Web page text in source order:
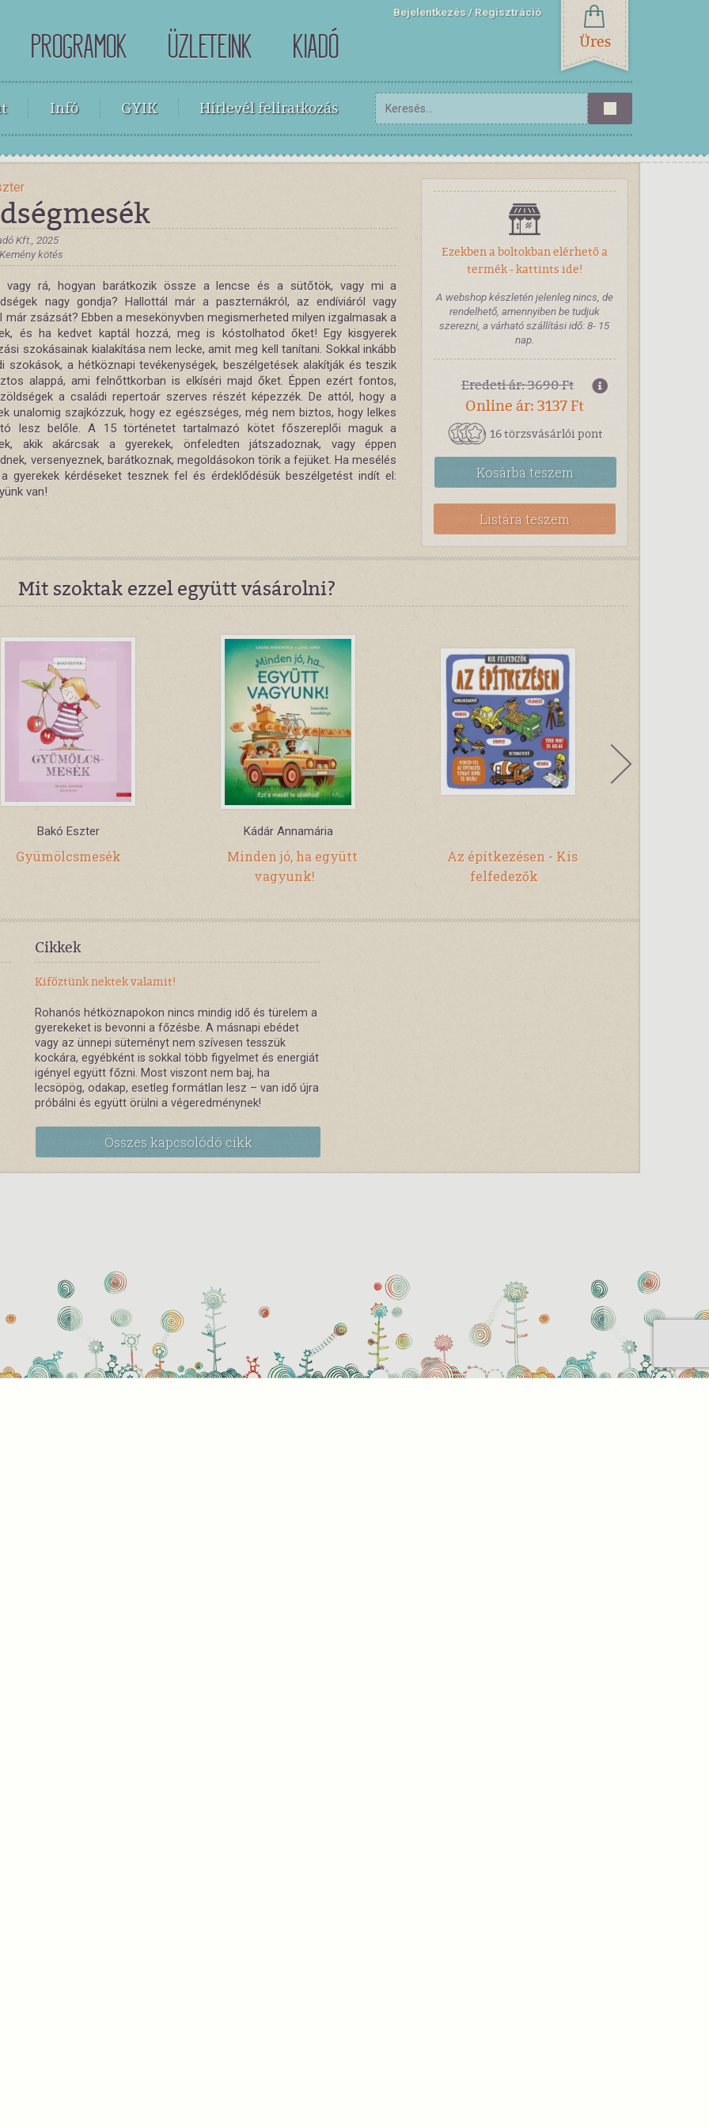
PROGRAMOK ÜZLETEINK KIADÓ
Bejelentkezés Regisztráció
Üres
Infó GYIK Hírlevél feliratkozás
Kft., 2025
kötés
vagy rá, hogyan barátkozik össze a lencse és a sütőtök, vagy mi a
nagy gondja? Hallottál már a paszternákról, az endíviáról vagy
már zsázsát? Ebben a mesekönyvben megismerheted milyen izgalmasak a
és ha kedvet kaptál hozzá, meg is kóstolhatod őket! Egy kisgyerek
szokásainak kialakítása nem lecke, amit meg kell tanítani. Sokkal inkább
szokások, a hétköznapi tevékenységek, beszélgetések alakítják és teszik
alappá, ami felnőttkorban is elkíséri majd őket. Éppen ezért fontos,
a családi repertoár szerves részét képezzék. De attól, hogy a
unalomig szajkózzuk, hogy ez egészséges, még nem biztos, hogy lelkes
lesz belőle. A 15 történetet tartalmazó kötet főszereplői maguk a
akik akárcsak a gyerekek, önfeledten játszadoznak, vagy éppen
versenyeznek, barátkoznak, megoldásokon törik a fejüket. Ha mesélés
gyerekek kérdéseket tesznek fel és érdeklődésük beszélgetést indít el:
van!
Ezekben a boltokban elérhető a
termék - kattints ide!
A webshop készletén jelenleg nincs, de
rendelhető, amennyiben be tudjuk
szerezni, a várható szállítási idő: 8- 15
nap.
Eredeti ár: 3690 Ft
Online ár: 3137 Ft
16 törzsvásárlói pont
Kosárbateszem
Listára teszem
Mit szoktak ezzel együtt vásárolni?
Bakó Eszter
Gyümölcsmesék
Kádár Annamária
Minden jó, ha együtt
vagyunk!
Az építkezésen - Kis
felfedezők
Cikkek
Kifőztünk nektek valamit!
Rohanós hétköznapokon nincs mindig idő és türelem a
gyerekeket is bevonni a főzésbe. A másnapi ebédet
vagy az ünnepi süteményt nem szívesen tesszük
kockára, egyébként is sokkal több figyelmet és energiát
igényel együtt főzni. Most viszont nem baj, ha
lecsöpög, odakap, esetleg formátlan lesz – van idő újra
próbálni és együtt örülni a végeredménynek!
Összes kapcsolódó cikk